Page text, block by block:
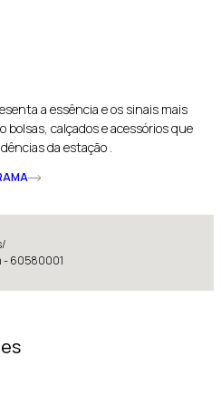
a essência e os sinais mais
calçados e acessórios que
da estação .
/
- 60580001